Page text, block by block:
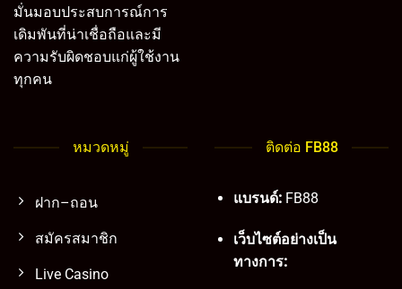
มั่นมอบประสบการณ์การ
เดิมพันที่น่าเชื่อถือและมี
ความรับผิดชอบแก่ผู้ใช้งาน
ทุกคน
หมวดหมู่
ฝาก–ถอน
สมัครสมาชิก
Live Casino
ติดต่อ FB88
แบรนด์:FB88
เว็บไซต์อย่างเป็น
ทางการ: